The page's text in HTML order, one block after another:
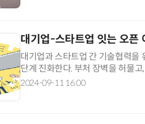
대기업-스타트업 잇는 오픈
대기업과 스타트업 간 기술협력을
단계 진화한다. 부처 장벽을 허물
출한다. 중소벤처기업부는 지난 7
2024-09-11 16:00